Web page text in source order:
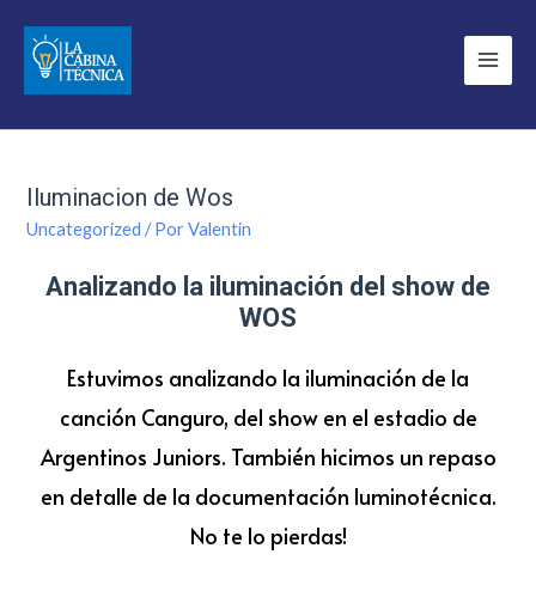
Iluminacion de Wos
Uncategorized / PorValentin
Analizando la iluminación del show de
WOS
Estuvimos analizando la iluminación de la
canción Canguro, del show en el estadio de
Argentinos Juniors. También hicimos un repaso
en detalle de la documentación luminotécnica.
No te lo pierdas!